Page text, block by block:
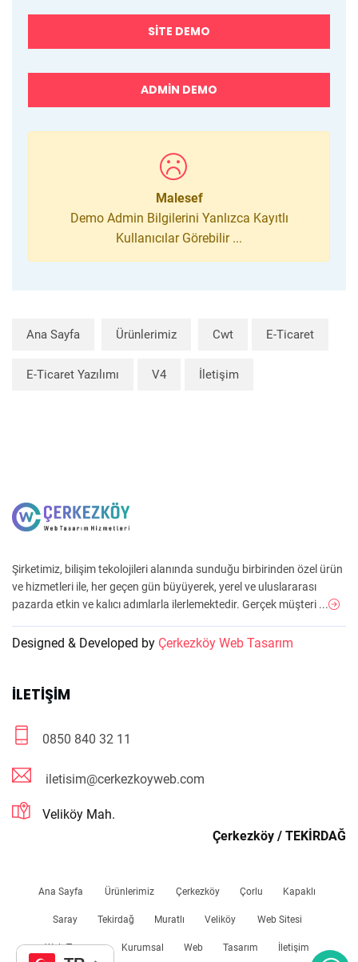
SITE DEMO
ADMIN DEMO
Malesef
Demo Admin Bilgilerini Yanlızca Kayıtlı
Kullanıcılar Görebilir ...
Ana Sayfa Ürünlerimiz Cwt E-Ticaret
E-Ticaret Yazılımı V4 İletişim
Şirketimiz, bilişim tekolojileri alanında sunduğu birbirinden özel ürün
ve hizmetleri ile, her geçen gün büyüyerek, yerel ve uluslararası
pazarda etkin ve kalıcı adımlarla ilerlemektedir. Gerçek müşteri ...
Designed & Developed by Çerkezköy Web Tasarım
İLETIŞIM
0850 840 32 11
iletisim@cerkezkoyweb.com
Veliköy Mah.
Çerkezköy / TEKİRDAĞ
Ana Sayfa Ürünlerimiz Çerkezköy Çorlu Kapaklı
Saray Tekirdağ Muratlı Veliköy Web Sitesi
Web Tasarım Kurumsal Web Tasarım İletişim